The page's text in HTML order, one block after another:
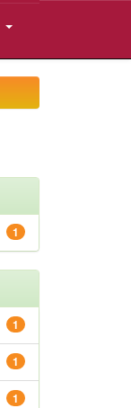
1
1
1
1